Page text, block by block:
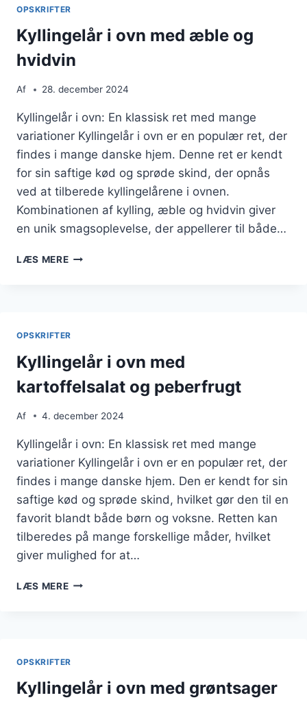
OPSKRIFTER
Kyllingelår i ovn med æble og
hvidvin
Af 28. december 2024
Kyllingelår i ovn: En klassisk ret med mange
variationer Kyllingelår i ovn er en populær ret, der
findes i mange danske hjem. Denne ret er kendt
for sin saftige kød og sprøde skind, der opnås
ved at tilberede kyllingelårene i ovnen.
Kombinationen af kylling, æble og hvidvin giver
en unik smagsoplevelse, der appellerer til både…
LÆS MEREKYLLINGELÅR
OPSKRIFTER
Kyllingelår i ovn med
kartoffelsalat og peberfrugt
Af 4. december 2024
Kyllingelår i ovn: En klassisk ret med mange
variationer Kyllingelår i ovn er en populær ret, der
findes i mange danske hjem. Den er kendt for sin
saftige kød og sprøde skind, hvilket gør den til en
favorit blandt både børn og voksne. Retten kan
tilberedes på mange forskellige måder, hvilket
giver mulighed for at…
LÆS MEREKYLLINGELÅR
PEBERFRUGT
OPSKRIFTER
Kyllingelår i ovn med grøntsager